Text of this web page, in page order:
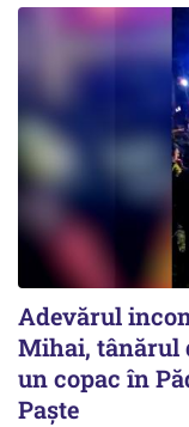
Adevărul
Mihai, tânărul
un copac în
Paște